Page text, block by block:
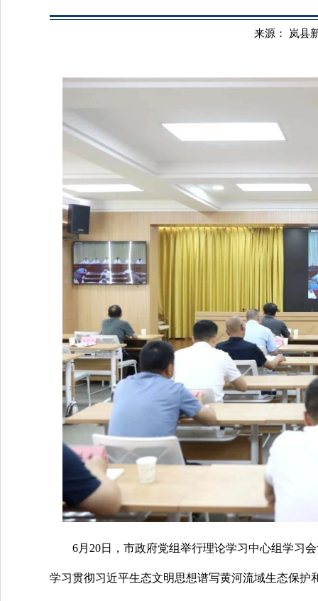
来源： 岚县
6月 20日，市政府党组举行理论学习中心组学习
学习贯彻习近平生态文明思想谱写黄河流域生态保护